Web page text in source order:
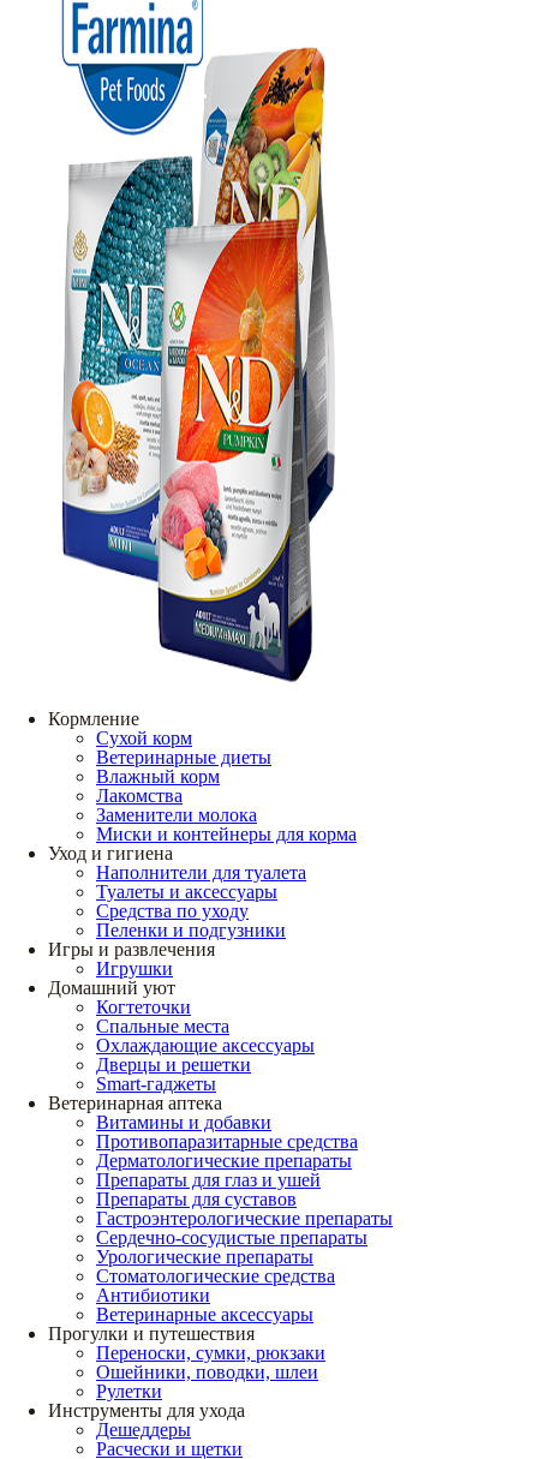
Кормление
Сухой корм
Ветеринарные диеты
Влажный корм
Лакомства
Заменители молока
Миски и контейнеры для корма
Уход и гигиена
Наполнители для туалета
Туалеты и аксессуары
Средства по уходу
Пеленки и подгузники
Игры и развлечения
Игрушки
Домашний уют
Когтеточки
Спальные места
Охлаждающие аксессуары
Дверцы и решетки
Smart-гаджеты
Ветеринарная аптека
Витамины и добавки
Противопаразитарные средства
Дерматологические препараты
Препараты для глаз и ушей
Препараты для суставов
Гастроэнтерологические препараты
Сердечно-сосудистые препараты
Урологические препараты
Стоматологические средства
Антибиотики
Ветеринарные аксессуары
Прогулки и путешествия
Переноски, сумки, рюкзаки
Ошейники, поводки, шлеи
Рулетки
Инструменты для ухода
Дешеддеры
Расчески и щетки